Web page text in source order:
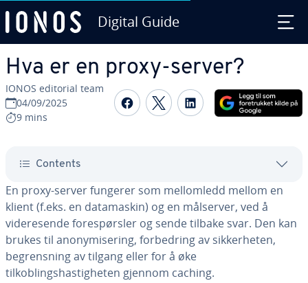
Digital Guide
Hva er en proxy-server?
IONOS editorial team
04/09/2025
9 mins
Share on Facebook
Share on Twitter
Share on
Contents
En proxy-server fungerer som mellomledd mellom en
klient (f.eks. en datamaskin) og en målserver, ved å
videresende forespørsler og sende tilbake svar. Den kan
brukes til anonymisering, forbedring av sikkerheten,
begrensning av tilgang eller for å øke
tilkoblingshastigheten gjennom caching.